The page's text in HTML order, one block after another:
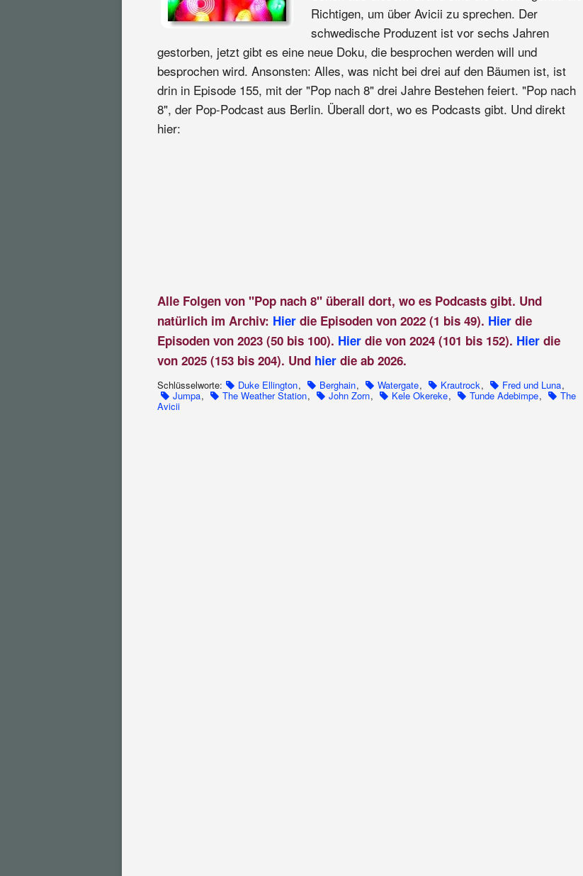
Richtigen, um über Avicii zu sprechen. Der
schwedische Produzent ist vor sechs Jahren
gestorben, jetzt gibt es eine neue Doku, die besprochen werden will und
besprochen wird. Ansonsten: Alles, was nicht bei drei auf den Bäumen ist, ist
drin in Episode 155, mit der "Pop nach 8" drei Jahre Bestehen feiert. "Pop nach
8", der Pop-Podcast aus Berlin. Überall dort, wo es Podcasts gibt. Und direkt
hier:
Alle Folgen von "Pop nach 8" überall dort, wo es Podcasts gibt. Und
natürlich im Archiv: Hier die Episoden von 2022 (1 bis 49). Hier die
Episoden von 2023 (50 bis 100). Hier die von 2024 (101 bis 152). Hier die
von 2025 (153 bis 204). Und hier die ab 2026.
Schlüsselworte: Duke Ellington, Berghain, Watergate, Krautrock, Fred und Luna,
Jumpa, The Weather Station, John Zorn, Kele Okereke, Tunde Adebimpe, The
Avicii